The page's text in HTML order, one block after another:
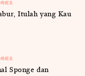
Itulah yang Kau
Sponge dan